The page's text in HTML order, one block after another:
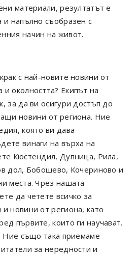
материали, резултатът е
и напълно съобразен с
начин на живот.
с най-новите новини от
околността? Екипът на
за да ви осигури достъп до
новини от региона. Ние
която ви дава
винаги на върха на
Кюстендил, Дупница, Рила,
дол, Бобошево, Кочериново и
места. Чрез нашата
да четете всичко за
новини от региона, като
първите, които ги научават.
Ние също така приемаме
за нередности и